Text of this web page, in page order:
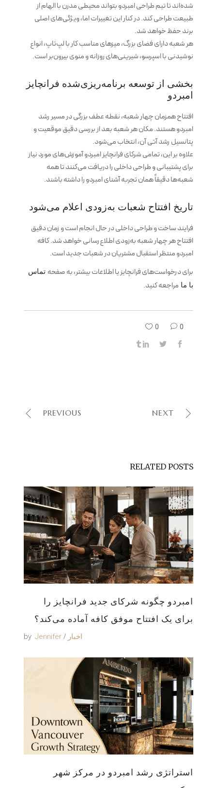
شده‌اند تا تیم طراحی امبردو بتواند محیطی مدرن با الهام‌ از
طبیعت طراحی کند. در کنار این تغییرات اما، ویژگی‌های اصلی
برند حفظ خواهد شد.
هر شعبه دارای فضای بزرگ، میزهای مناسب کار با لپ‌تاپ، انواع
نوشیدنی‌ با اسپرسو، شیرینی‌های روزانه و منوی بیرون‌بر است.
بخشی از توسعه برنامه‌ریزی‌شده فرانچایز
امبردو
افتتاح‌ همزمان چهار شعبه، نقطه عطف بزرگی در مسیر رشد
امبردو هستند. مکان هر شعبه بعد از بررسی دقیق موقعیت و
پتانسیل رشد آتی آن، انتخاب می‌شود.
علاوه بر این، تمامی شرکای فرانچایز امبردو آموزش‌های مورد نیاز
برای پشتیبانی و طراحی داخلی را دریافت می‌کنند تا همه
شعبه‌ها دقیقاً همان تجربه آشنای امبردو را داشته باشند.
تاریخ افتتاح شعبات به‌زودی اعلام می‌شود
فرایند ساخت و طراحی داخلی در حال انجام است و زمان دقیق
افتتاح هر چهار شعبه به‌زودی اطلاع‌رسانی خواهد شد. کافه
امبردو منتظر استقبال مشتریان در شعبات جدید است.
برای درخواست‌های فرانچایز یا اطلاعات بیشتر، به صفحه تماس
با ما مراجعه کنید.
0
0
PREVIOUS NEXT
RELATED POSTS
امبردو چگونه شرکای جدید فرانچایز را
برای یک افتتاح موفق کافه آماده می‌کند؟
by Jennifer اخبار
استراتژی رشد امبردو در مرکز شهر